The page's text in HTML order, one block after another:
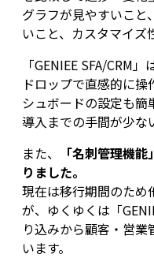
グラフが見やすいこと
いこと、カスタマイズ
「GENIEE SFA/CRM
ドロップで直感的に
シュボードの設定も簡
導入までの手間が少な
また、
「名刺管理機
りました。
現在は移行期間のため
が、ゆくゆくは「
り込みから顧客・営
います。